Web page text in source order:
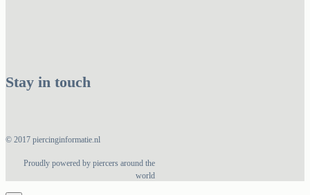
Stay in touch
© 2017 piercinginformatie.nl
Proudly powered by piercers around the
world